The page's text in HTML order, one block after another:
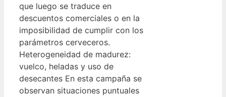
que luego se traduce en
descuentos comerciales o en la
imposibilidad de cumplir con los
parámetros cerveceros.
Heterogeneidad de madurez:
vuelco, heladas y uso de
desecantes En esta campaña se
observan situaciones puntuales